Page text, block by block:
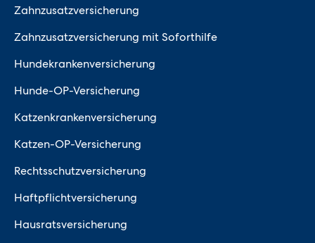
Zahnzusatzversicherung
Zahnzusatzversicherung mit Soforthilfe
Hundekrankenversicherung
Hunde-OP-Versicherung
Katzenkrankenversicherung
Katzen-OP-Versicherung
Rechtsschutzversicherung
Haftpflichtversicherung
Hausratsversicherung